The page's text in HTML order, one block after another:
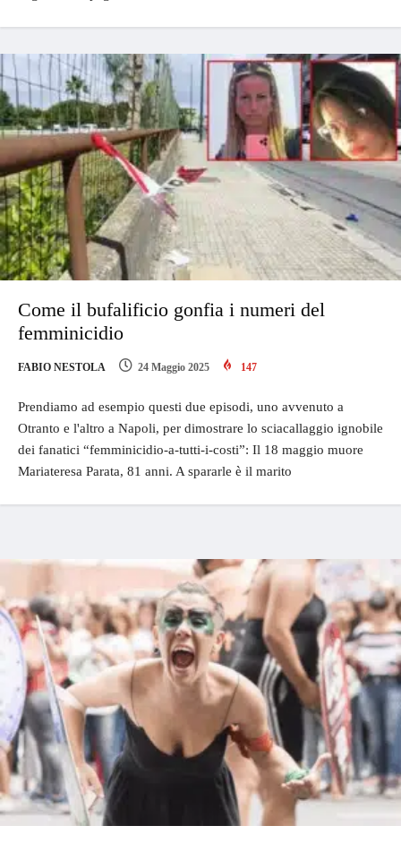
Come il bufalificio gonfia i numeri del
femminicidio
FABIO NESTOLA 24 Maggio 2025 147
Prendiamo ad esempio questi due episodi, uno avvenuto a
Otranto e l'altro a Napoli, per dimostrare lo sciacallaggio ignobile
dei fanatici “femminicidio-a-tutti-i-costi”: Il 18 maggio muore
Mariateresa Parata, 81 anni. A spararle è il marito